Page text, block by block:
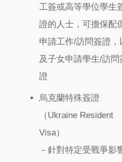
工簽或高等學位學生
證的人士，可擔保配
申請工作/訪問簽證，
及子女申請學生/訪問
證
烏克蘭特殊簽證
（Ukraine Resident
Visa）
－針對特定受戰爭影